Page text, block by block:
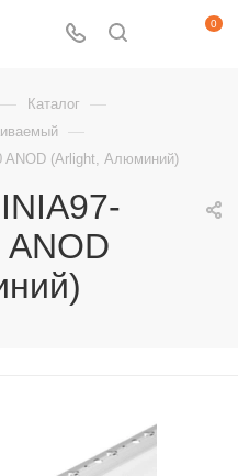
0
— Каталог —
—
ANOD (Arlight, Алюминий)